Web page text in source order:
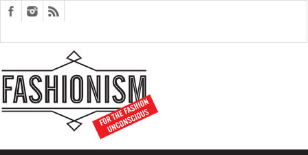
EDITORIALS
COUPLES
THERAPY
SARTORIAGRAM